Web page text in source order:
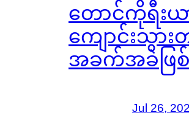
တောင်ကိုရီးယ
ကျောင်းသွာ
အခက်အခဲဖြစ်
Jul 26,